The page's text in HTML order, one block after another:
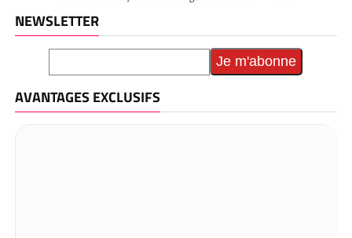
NEWSLETTER
AVANTAGES EXCLUSIFS